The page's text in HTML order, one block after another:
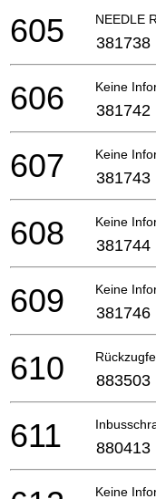
NEEDLE
605 381738
Keine
606 381742
Keine
607 381743
Keine
608 381744
Keine
609 381746
610 883503
611 880413
Keine